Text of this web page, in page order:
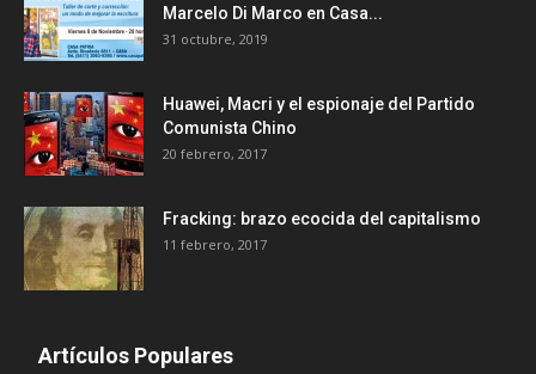
Marcelo Di Marco en Casa...
31 octubre, 2019
Huawei, Macri y el espionaje del Partido
Comunista Chino
20 febrero, 2017
Fracking: brazo ecocida del capitalismo
11 febrero, 2017
Artículos Populares